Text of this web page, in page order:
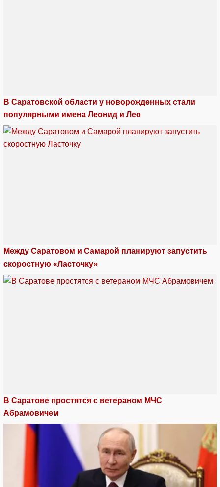
В Саратовской области у новорожденных стали
популярными имена Леонид и Лео
Между Саратовом и Самарой планируют запустить
скоростную «Ласточку»
В Саратове простятся с ветераном МЧС
Абрамовичем